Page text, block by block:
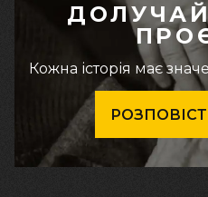
Кожна історія має